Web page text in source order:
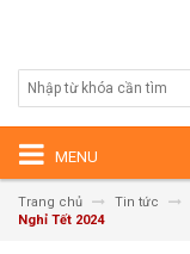
MENU
Trang chủ Tin tức
Nghỉ Tết 2024